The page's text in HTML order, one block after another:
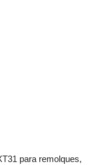
para remolques,